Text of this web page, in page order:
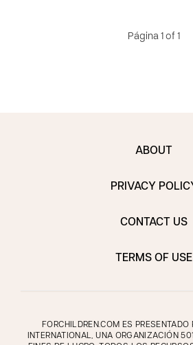
Página 1 of 1
ABOUT
PRIVACY
CONTACT US
TERMS OF USE
FORCHILDREN.COM ES PRESENTADO
INTERNATIONAL, UNA ORGANIZACIÓN